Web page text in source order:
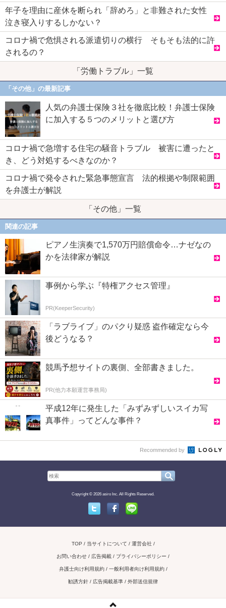
年子を理由に産休を断られ「辞めろ」と非難された女性
泣き寝入りするしかない？
コロナ禍で危惧される派遣切りの横行 そもそも法的に許
されるの？
「労働トラブル」一覧
「その他」の最新記事
人気の弁護士保険３社を徹底比較！弁護士保険
に加入する５つのメリットと選び方
コロナ禍で急増する住宅の騒音トラブル 被害に遭ったと
き、どう対処するべきなのか？
コロナ禍で発令された緊急事態宣言 法的根拠や制限範囲
を弁護士が解説
「その他」一覧
関連の記事
ピアノ生演奏で1,570万円賠償命令…ナゼなの
かを法律家が解説
事例から学ぶ『特権アクセス管理』
PR(KeeperSecurity)
「ラブライブ」のパクり疑惑 盗作確定なら今
後どうなる？
競馬予想サイトの裏側、全部書きました。
PR(他力本願運営事務局)
平成12年に発生した「みずみずしいスイカ写
真事件」ってどんな事件？
Recommended by
Copyright © 2026 asiro Inc. All Rights Reserved.
TOP 当サイトについて 運営会社
お問い合わせ / 広告掲載 プライバシーポリシー
弁護士向け利用規約 一般利用者向け利用規約
勧誘方針 広告掲載基準 外部送信規律